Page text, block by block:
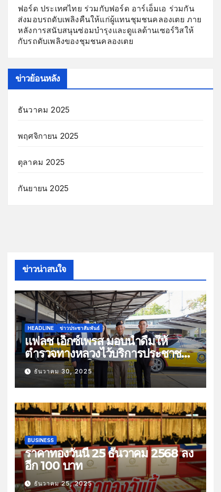
ฟอร์ด ประเทศไทย ร่วมกับฟอร์ด อาร์เอ็มเอ ร่วมกัน
ส่งมอบรถดับเพลิงคืนให้แก่ผู้แทนชุมชนคลองเตย ภาย
หลังการสนับสนุนซ่อมบำรุงและดูแลด้านเซอร์วิสให้
กับรถดับเพลิงของชุมชนคลองเตย
ข่าวย้อนหลัง
ธันวาคม 2025
พฤศจิกายน 2025
ตุลาคม 2025
กันยายน 2025
ข่าวน่าสนใจ
HEADLINE ข่าวประชาสัมพันธ์
แฟลช เอ็กซ์เพรส มอบน้ำดื่มให้
ตำรวจทางหลวงไว้บริการประชาชน
ช่วงเทศกาลปีใหม่
ธันวาคม 30, 2025
BUSINESS
ราคาทองวันนี้ 25 ธันวาคม 2568 ลง
อีก 100 บาท
ธันวาคม 25, 2025